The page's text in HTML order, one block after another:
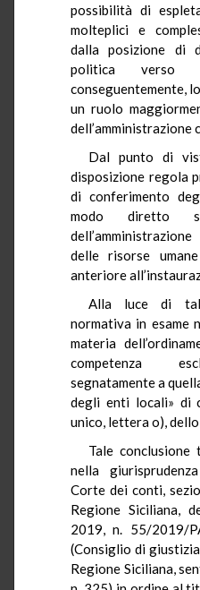
possibilità di
molteplici e
dalla posizione di
politica
conseguentemente,
un ruolo
dell’amministrazione
Dal punto di
disposizione regola
di conferimento
modo diretto
delle risorse
anteriore
Alla luce di
normativa in esame
materia
competenza
segnatamente a
degli enti locali» di
unico, lettera o),
Tale
nella
Corte dei conti,
Regione Siciliana,
2019, n. 55/2019/
(Consiglio di
Regione Siciliana,